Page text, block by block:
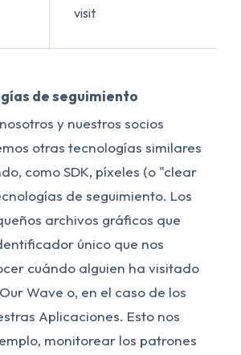
visit
de seguimiento
y nuestros socios
otras tecnologías similares
como SDK, píxeles (o "clear
de seguimiento. Los
archivos gráficos que
único que nos
cuándo alguien ha visitado
Wave o, en el caso de los
Aplicaciones. Esto nos
monitorear los patrones